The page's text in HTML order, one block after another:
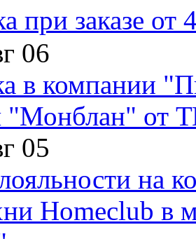
при заказе от
06
в компании
"Монблан" от
05
на
Homeclub в